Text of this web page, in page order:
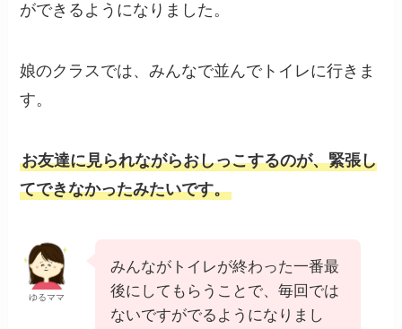
ができるようになりました。
娘のクラスでは、みんなで並んでトイレに行きま
す。
お友達に見られながらおしっこするのが、緊張し
てできなかったみたいです。
ゆるママ
みんながトイレが終わった一番最
後にしてもらうことで、毎回では
ないですがでるようになりまし